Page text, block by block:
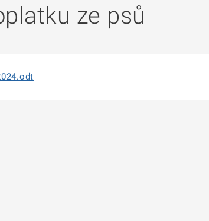
ze psů